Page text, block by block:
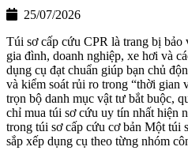
25/07/2026
Túi sơ cấp cứu CPR là trang bị
gia đình, doanh nghiệp, xe hơi và
dụng cụ đạt chuẩn giúp bạn chủ
và kiểm soát rủi ro trong “thời gian
trọn bộ danh mục vật tư bắt buộc,
chỉ mua túi sơ cứu uy tín nhất hiện
trong túi sơ cấp cứu cơ bản Một túi
sắp xếp dụng cụ theo từng nhóm